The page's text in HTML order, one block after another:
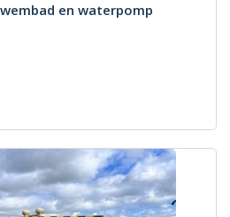
en waterpomp